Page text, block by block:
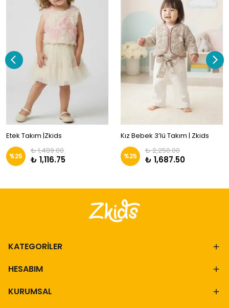
Etek Takım |Zkids
%25
₺ 1,489.00
₺ 1,116.75
Kız Bebek 3’lü Takım | Zkids
%25
₺ 2,250.00
₺ 1,687.50
KATEGORİLER
HESABIM
KURUMSAL